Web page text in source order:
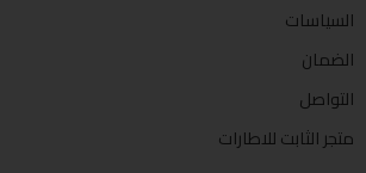
السياسات
الضمان
التواصل
متجر الثابت للاطارات